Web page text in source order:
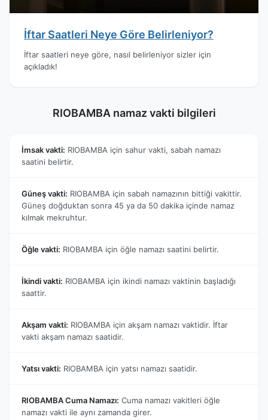
İftar Saatleri Neye Göre Belirleniyor?
İftar saatleri neye göre, nasıl belirleniyor sizler için
açıkladık!
RIOBAMBA namaz vakti bilgileri
İmsak vakti: RIOBAMBA için sahur vakti, sabah namazı
saatini belirtir.
Güneş vakti: RIOBAMBA için sabah namazının bittiği vakittir.
Güneş doğduktan sonra 45 ya da 50 dakika içinde namaz
kılmak mekruhtur.
Öğle vakti: RIOBAMBA için öğle namazı saatini belirtir.
İkindi vakti: RIOBAMBA için ikindi namazı vaktinin başladığı
saattir.
Akşam vakti: RIOBAMBA için akşam namazı vaktidir. İftar
vakti akşam namazı saatidir.
Yatsı vakti: RIOBAMBA için yatsı namazı saatidir.
RIOBAMBA Cuma Namazı: Cuma namazı vakitleri öğle
namazı vakti ile aynı zamanda girer.